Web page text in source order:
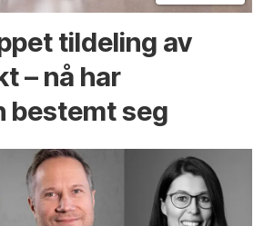
tildeling av
– nå har
bestemt seg